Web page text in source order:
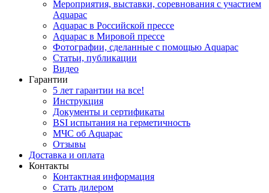
Мероприятия, выставки, соревнования с участием
Aquapac
Aquapac в Российской прессе
Aquapac в Мировой прессе
Фотографии, сделанные с помощью Aquapac
Статьи, публикации
Видео
Гарантии
5 лет гарантии на все!
Инструкция
Документы и сертификаты
BSI испытания на герметичность
МЧС об Aquapac
Отзывы
Доставка и оплата
Контакты
Контактная информация
Стать дилером